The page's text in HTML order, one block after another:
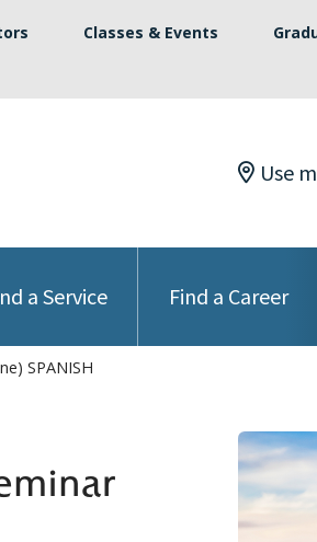
Classes & Events
Use
a Service Find a Career
SPANISH